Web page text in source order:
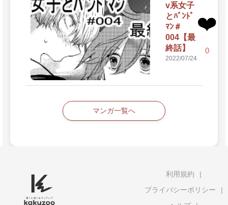
v系女子
とﾊﾞﾝﾄﾞ
ﾏﾝ＃
004【最
終話】
2022/07/24
❤️
0
マンガ一覧へ
利用規約
プライバシーポリシー